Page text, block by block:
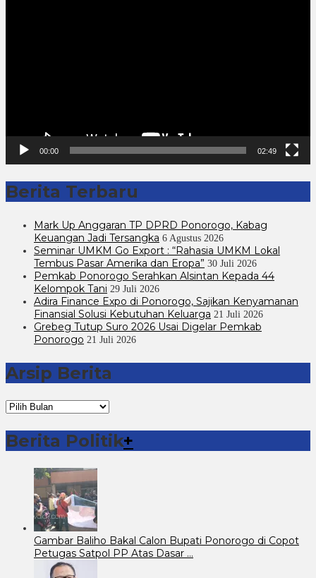
00:00 02:49
Berita Terbaru
Mark Up Anggaran TP DPRD Ponorogo, Kabag
Keuangan Jadi Tersangka 6 Agustus 2026
Seminar UMKM Go Export : “Rahasia UMKM Lokal
Tembus Pasar Amerika dan Eropa” 30 Juli 2026
Pemkab Ponorogo Serahkan Alsintan Kepada 44
Kelompok Tani 29 Juli 2026
Adira Finance Expo di Ponorogo, Sajikan Kenyamanan
Finansial Solusi Kebutuhan Keluarga 21 Juli 2026
Grebeg Tutup Suro 2026 Usai Digelar Pemkab
Ponorogo 21 Juli 2026
Arsip Berita
Arsip
Berita
Berita Politik+
Gambar Baliho Bakal Calon Bupati Ponorogo di Copot
Petugas Satpol PP Atas Dasar …